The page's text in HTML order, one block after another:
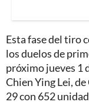
Esta fase del tiro
los duelos de
próximo jueves 1
Chien Ying Lei,
29 con 652